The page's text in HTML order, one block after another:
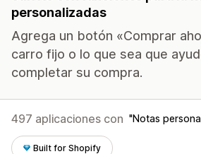
personalizadas
Agrega un botón «Comprar
carro fijo o lo que sea que
completar su compra.
497 aplicaciones con Notas
Built for Shopify